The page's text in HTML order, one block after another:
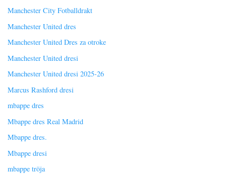
Manchester City Fotballdrakt
Manchester United dres
Manchester United Dres za otroke
Manchester United dresi
Manchester United dresi 2025-26
Marcus Rashford dresi
mbappe dres
Mbappe dres Real Madrid
Mbappe dres.
Mbappe dresi
mbappe tröja